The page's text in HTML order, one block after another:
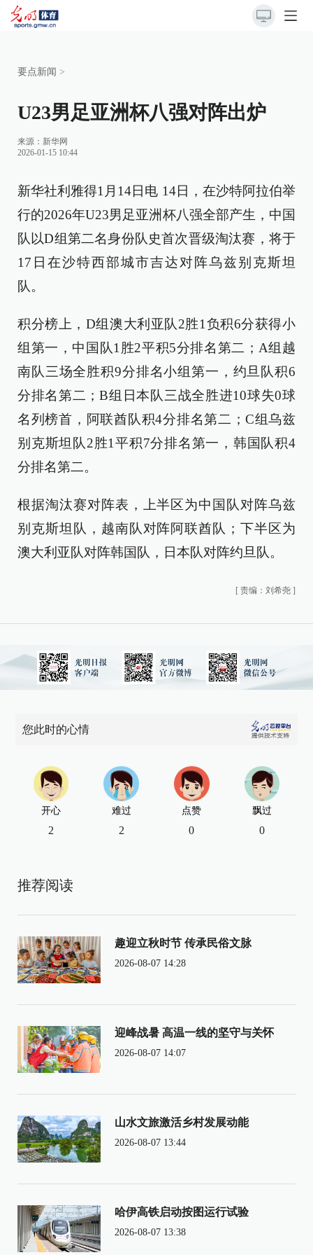
要点新闻 >
U23男足亚洲杯八强对阵出炉
来源： 新华网
2026-01-15 10:44
新华社利雅得1月14日电 14日，在沙特阿拉伯举
行的2026年U23男足亚洲杯八强全部产生，中国
队以D组第二名身份队史首次晋级淘汰赛，将于
17日在沙特西部城市吉达对阵乌兹别克斯坦
队。
积分榜上，D组澳大利亚队2胜1负积6分获得小
组第一，中国队1胜2平积5分排名第二；A组越
南队三场全胜积9分排名小组第一，约旦队积6
分排名第二；B组日本队三战全胜进10球失0球
名列榜首，阿联酋队积4分排名第二；C组乌兹
别克斯坦队2胜1平积7分排名第一，韩国队积4
分排名第二。
根据淘汰赛对阵表，上半区为中国队对阵乌兹
别克斯坦队，越南队对阵阿联酋队；下半区为
澳大利亚队对阵韩国队，日本队对阵约旦队。
[ 责编：刘希尧 ]
您此时的心情
开心
2
难过
2
点赞
0
飘过
0
推荐阅读
趣迎立秋时节 传承民俗文脉
2026-08-07 14:28
迎峰战暑 高温一线的坚守与关怀
2026-08-07 14:07
山水文旅激活乡村发展动能
2026-08-07 13:44
哈伊高铁启动按图运行试验
2026-08-07 13:38